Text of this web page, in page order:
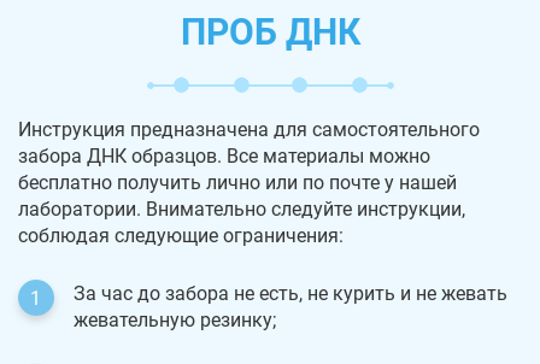
ПРОБ ДНК
Инструкция предназначена для самостоятельного
забора ДНК образцов. Все материалы можно
бесплатно получить лично или по почте у нашей
лаборатории. Внимательно следуйте инструкции,
соблюдая следующие ограничения:
За час до забора не есть, не курить и не жевать
жевательную резинку;